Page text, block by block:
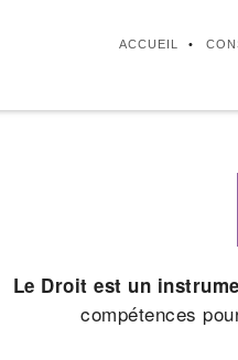
ACCUEIL
Le Droit est un
compétences